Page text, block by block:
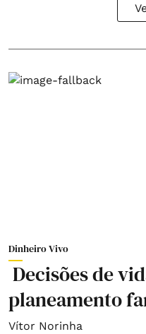
Dinheiro Vivo
Decisões de
planeamento
Vítor Norinha